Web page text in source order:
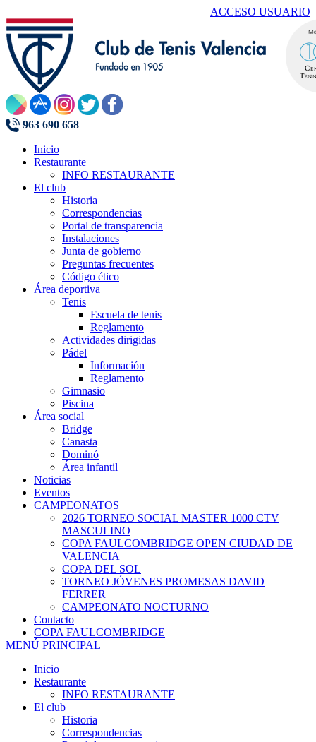
ACCESO USUARIO
963 690 658
Inicio
Restaurante
INFO RESTAURANTE
El club
Historia
Correspondencias
Portal de transparencia
Instalaciones
Junta de gobierno
Preguntas frecuentes
Código ético
Área deportiva
Tenis
Escuela de tenis
Reglamento
Actividades dirigidas
Pádel
Información
Reglamento
Gimnasio
Piscina
Área social
Bridge
Canasta
Dominó
Área infantil
Noticias
Eventos
CAMPEONATOS
2026 TORNEO SOCIAL MASTER 1000 CTV
MASCULINO
COPA FAULCOMBRIDGE OPEN CIUDAD DE
VALENCIA
COPA DEL SOL
TORNEO JÓVENES PROMESAS DAVID
FERRER
CAMPEONATO NOCTURNO
Contacto
COPA FAULCOMBRIDGE
MENÚ PRINCIPAL
Inicio
Restaurante
INFO RESTAURANTE
El club
Historia
Correspondencias